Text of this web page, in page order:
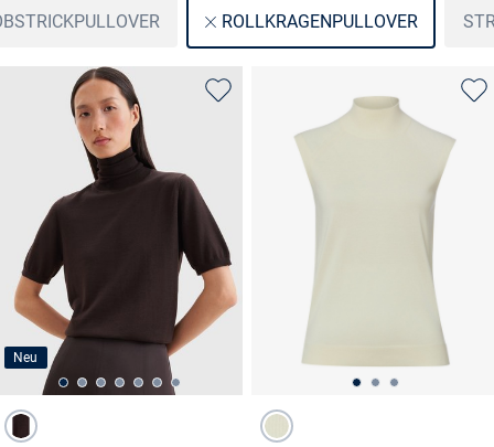
ROLLKRAGENPULLOVER
Neu